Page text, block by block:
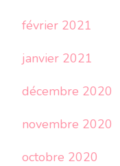
février 2021
janvier 2021
décembre 2020
novembre 2020
octobre 2020